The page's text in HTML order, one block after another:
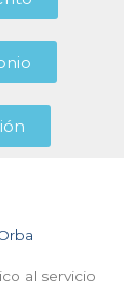
al servicio